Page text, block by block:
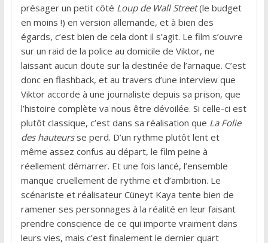
présager un petit côté Loup de Wall Street(le budget
en moins !) en version allemande, et à bien des
égards, c’est bien de cela dont il s’agit. Le film s’ouvre
sur un raid de la police au domicile de Viktor, ne
laissant aucun doute sur la destinée de l’arnaque. C’est
donc en flashback, et au travers d’une interview que
Viktor accorde à une journaliste depuis sa prison, que
l’histoire complète va nous être dévoilée. Si celle-ci est
plutôt classique, c’est dans sa réalisation que La Folie
des hauteursse perd. D’un rythme plutôt lent et
même assez confus au départ, le film peine à
réellement démarrer. Et une fois lancé, l’ensemble
manque cruellement de rythme et d’ambition. Le
scénariste et réalisateur Cüneyt Kaya tente bien de
ramener ses personnages à la réalité en leur faisant
prendre conscience de ce qui importe vraiment dans
leurs vies, mais c’est finalement le dernier quart